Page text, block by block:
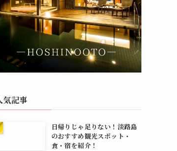
気記事
日帰りじゃ足りない！淡路島
のおすすめ観光スポット・
食・宿を紹介！